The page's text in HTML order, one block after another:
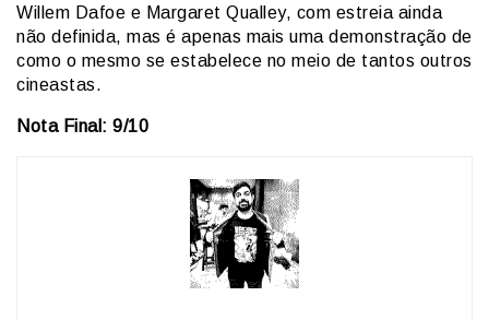
Willem Dafoe e Margaret Qualley, com estreia ainda
não definida, mas é apenas mais uma demonstração de
como o mesmo se estabelece no meio de tantos outros
cineastas.
Nota Final: 9/10